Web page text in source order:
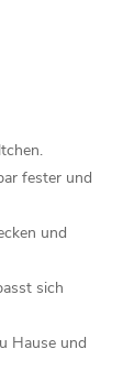
fester und
und
sich
Hause und